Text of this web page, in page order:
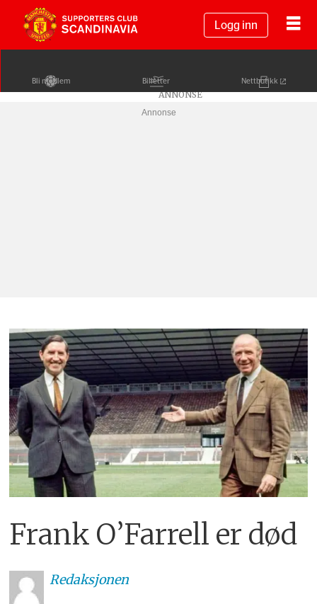
Logg inn
Bli medlem Billetter Nettbutikk
Annonse
Frank O’Farrell er død
Redaksjonen